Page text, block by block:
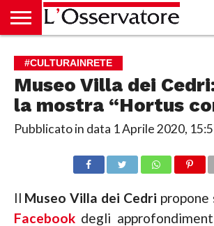
CULTURA
ECONOMIA
RUBRICHE
ARCHIVIO
PODCAST
ABBONAMENTO
CHI
SIAMO
ACCEDI
#CULTURAINRETE
Museo Villa dei
la mostra “Hortus
Pubblicato in data 1 Aprile 2020,
Il Museo Villa dei Cedri propone
Facebookdegli